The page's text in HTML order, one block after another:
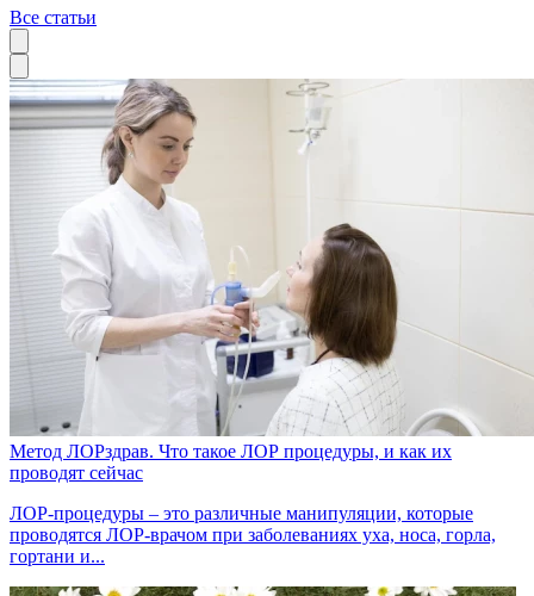
Все статьи
Метод ЛОРздрав. Что такое ЛОР процедуры, и как их
проводят сейчас
ЛОР-процедуры – это различные манипуляции, которые
проводятся ЛОР-врачом при заболеваниях уха, носа, горла,
гортани и...